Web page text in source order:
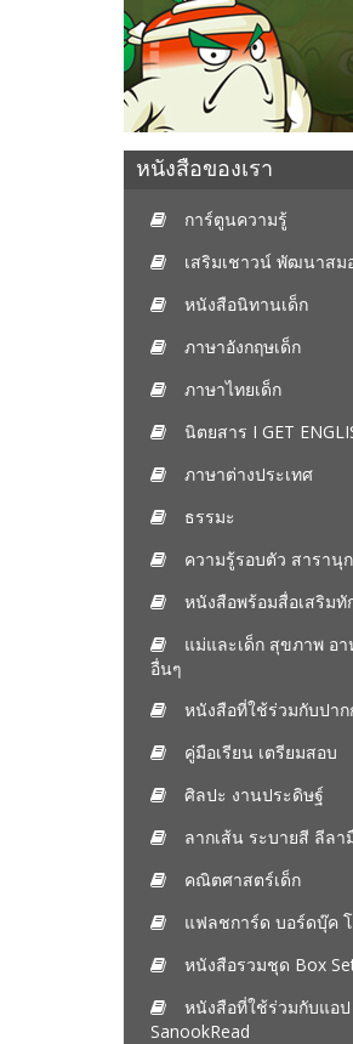
หนังสือของเรา
การ์ตูนความรู้
เสริมเชาวน์ พัฒนาสม
หนังสือนิทานเด็ก
ภาษาอังกฤษเด็ก
ภาษาไทยเด็ก
นิตยสาร I GET
ภาษาต่างประเทศ
ธรรมะ
ความรู้รอบตัว สารานุ
หนังสือพร้อมสื่อเสริมทั
แม่และเด็ก สุขภาพ อ
อื่นๆ
หนังสือที่ใช้ร่วมกับปา
คู่มือเรียน เตรียมสอบ
ศิลปะ งานประดิษฐ์
ลากเส้น ระบายสี ลีลา
คณิตศาสตร์เด็ก
แฟลชการ์ด บอร์ดบุ๊ค
หนังสือรวมชุด Box
หนังสือที่ใช้ร่วมกับแอป
SanookRead